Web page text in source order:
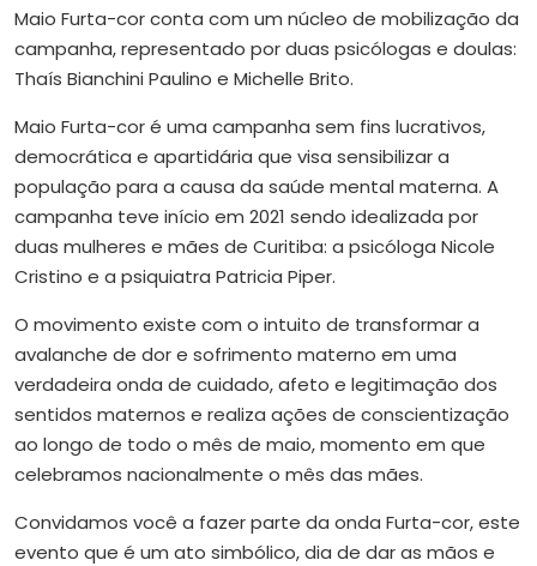
Maio Furta-cor conta com um núcleo de mobilização da
campanha, representado por duas psicólogas e doulas:
Thaís Bianchini Paulino e Michelle Brito.
Maio Furta-cor é uma campanha sem fins lucrativos,
democrática e apartidária que visa sensibilizar a
população para a causa da saúde mental materna. A
campanha teve início em 2021 sendo idealizada por
duas mulheres e mães de Curitiba: a psicóloga Nicole
Cristino e a psiquiatra Patricia Piper.
O movimento existe com o intuito de transformar a
avalanche de dor e sofrimento materno em uma
verdadeira onda de cuidado, afeto e legitimação dos
sentidos maternos e realiza ações de conscientização
ao longo de todo o mês de maio, momento em que
celebramos nacionalmente o mês das mães.
Convidamos você a fazer parte da onda Furta-cor, este
evento que é um ato simbólico, dia de dar as mãos e